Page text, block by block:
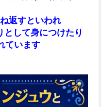
返すといわれ
として身につけたり
ています